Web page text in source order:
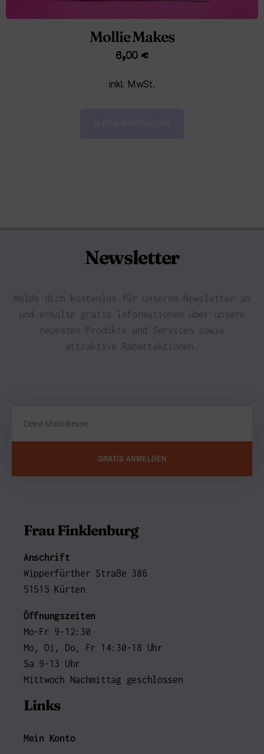
Mollie Makes
6,00 €
inkl. MwSt.
Newsletter
Melde dich kostenlos für unseren Newsletter an
und erhalte gratis Informationen über unsere
neuesten Produkte und Services sowie
attraktive Rabattaktionen.
GRATIS ANMELDEN
Frau Finklenburg
Anschrift
Wipperfürther Straße 386
51515 Kürten
Öffnungszeiten
Mo-Fr 9-12:30
Mo, Di, Do, Fr 14:30-18 Uhr
Sa 9-13 Uhr
Mittwoch Nachmittag geschlossen
Links
Mein Konto